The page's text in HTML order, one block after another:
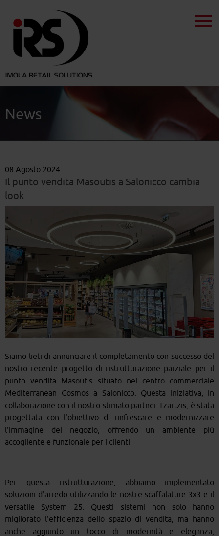
News
08 Agosto 2024
Il punto vendita Masoutis a Salonicco cambia
look
Siamo lieti di annunciare il completamento con successo del
nostro recente progetto di ristrutturazione parziale per il
punto vendita Masoutis situato nel centro commerciale
Mediterranean Cosmos a Salonicco. Questa iniziativa, in
collaborazione con il nostro stimato partner Tzartzis, è stata
progettata con l'obiettivo di rinfrescare e modernizzare
l'immagine del negozio, offrendo un ambiente più
accogliente e funzionale per i clienti.
Per questa ristrutturazione, abbiamo implementato
soluzioni d'arredo utilizzando le nostre scaffalature 3x3 e il
versatile System 25. Questi sistemi non solo hanno
migliorato l'efficienza dello spazio di vendita, ma hanno
anche aggiunto un tocco di modernità e eleganza,